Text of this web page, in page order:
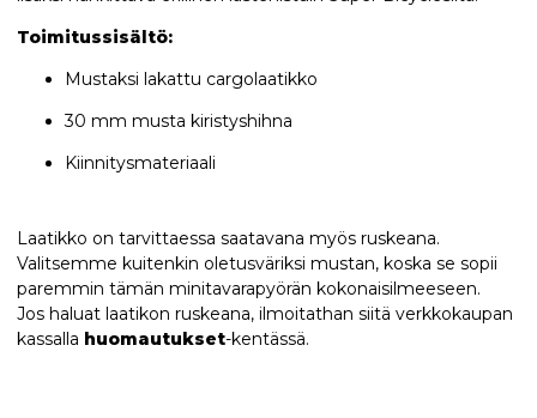
Toimitussisältö:
Mustaksi lakattu cargolaatikko
30 mm musta kiristyshihna
Kiinnitysmateriaali
Laatikko on tarvittaessa saatavana myös ruskeana.
Valitsemme kuitenkin oletusväriksi mustan, koska se sopii
paremmin tämän minitavarapyörän kokonaisilmeeseen.
Jos haluat laatikon ruskeana, ilmoitathan siitä verkkokaupan
kassalla huomautukset-kentässä.